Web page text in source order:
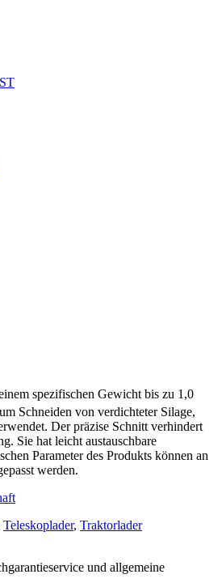
spezifischen Gewicht bis zu 1,0
Schneiden von verdichteter Silage,
Der präzise Schnitt verhindert
Sie hat leicht austauschbare
Parameter des Produkts können an
werden.
Teleskoplader, Traktorlader
und allgemeine